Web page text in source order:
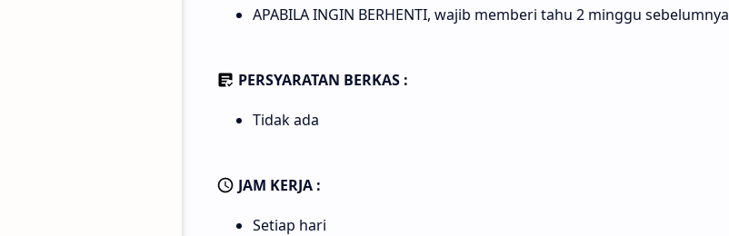
APABILA INGIN BERHENTI, wajib memberi tahu 2 minggu sebelumnya
PERSYARATAN BERKAS :
Tidak ada
JAM KERJA :
Setiap hari